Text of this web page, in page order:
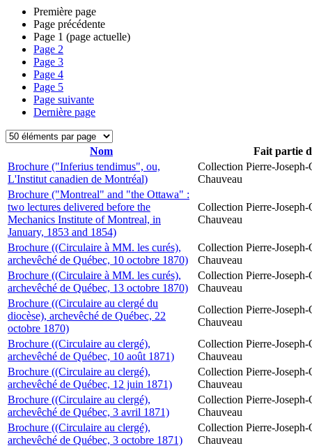
Première page
Page précédente
Page 1 (page actuelle)
Page 2
Page 3
Page 4
Page 5
Page suivante
Dernière page
Nom
Fait partie
Brochure ("Inferius tendimus", ou,
L'Institut canadien de Montréal)
Collection Pierre-
Chauveau
Brochure ("Montreal" and "the Ottawa" :
two lectures delivered before the
Mechanics Institute of Montreal, in
January, 1853 and 1854)
Collection Pierre-
Chauveau
Brochure ((Circulaire à MM. les curés),
archevêché de Québec, 10 octobre 1870)
Collection Pierre-
Chauveau
Brochure ((Circulaire à MM. les curés),
archevêché de Québec, 13 octobre 1870)
Collection Pierre-
Chauveau
Brochure ((Circulaire au clergé du
diocèse), archevêché de Québec, 22
octobre 1870)
Collection Pierre-
Chauveau
Brochure ((Circulaire au clergé),
archevêché de Québec, 10 août 1871)
Collection Pierre-
Chauveau
Brochure ((Circulaire au clergé),
archevêché de Québec, 12 juin 1871)
Collection Pierre-
Chauveau
Brochure ((Circulaire au clergé),
archevêché de Québec, 3 avril 1871)
Collection Pierre-
Chauveau
Brochure ((Circulaire au clergé),
archevêché de Québec, 3 octobre 1871)
Collection Pierre-
Chauveau